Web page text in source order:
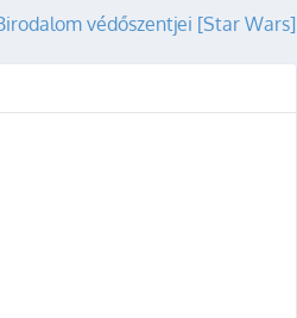
védőszentjei [Star Wars]